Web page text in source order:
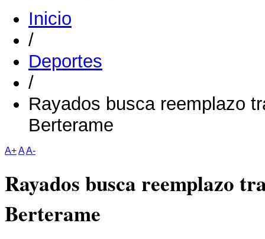
Inicio
/
Deportes
/
Rayados busca reemplazo
Berterame
A+AA-
Rayados busca reemplazo
Berterame